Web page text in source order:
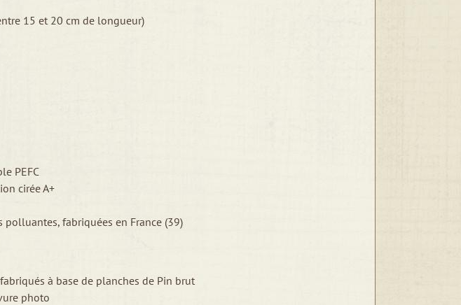
15 et 20 cm de longueur)
PEFC
cirée A+
polluantes, fabriquées en France (39)
à base de planches de Pin brut
photo